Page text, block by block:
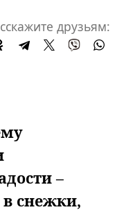
друзьям:
–
снежки,